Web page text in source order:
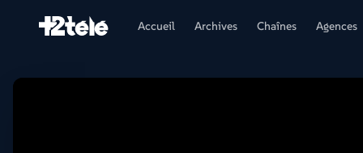
Accueil Archives Chaînes Agences